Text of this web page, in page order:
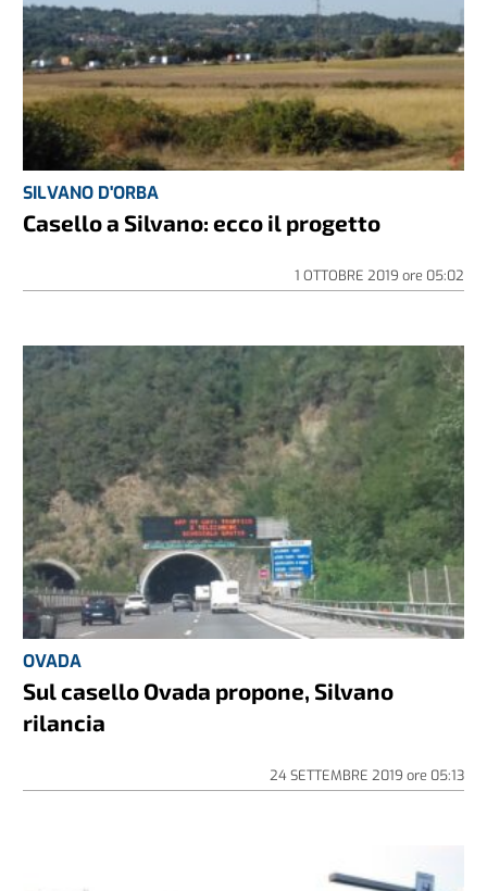
SILVANO D'ORBA
Casello a Silvano: ecco il progetto
1 OTTOBRE 2019 ore 05:02
OVADA
Sul casello Ovada propone, Silvano
rilancia
24 SETTEMBRE 2019 ore 05:13